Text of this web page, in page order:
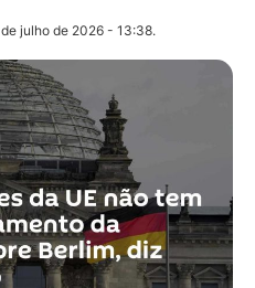
julho de 2026 - 13:38.